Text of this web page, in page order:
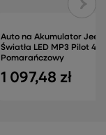
Auto na Akumulator Jeep
Światła LED MP3 Pilot 4x4
Pomarańczowy
1 097,48 zł